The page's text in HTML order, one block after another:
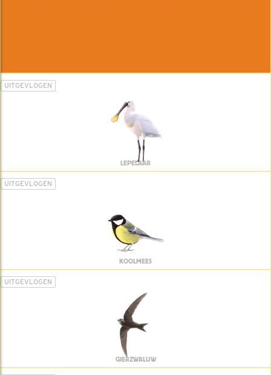
UITGEVLOGEN
LEPELAAR
UITGEVLOGEN
KOOLMEES
UITGEVLOGEN
GIERZWALUW